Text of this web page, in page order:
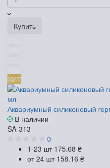
Купить
ХИТ
Аквариумный силиконовый
В наличии
SA-313
0
1-23 шт 175.68 ₴
от 24 шт 158.16 ₴